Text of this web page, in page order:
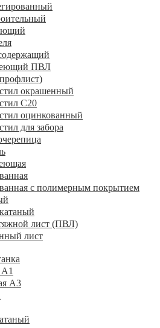
ПВЛ
окрашенный
С20
оцинкованный
для забора
с полимерным покрытием
лист (ПВЛ)
лист
А1
А3